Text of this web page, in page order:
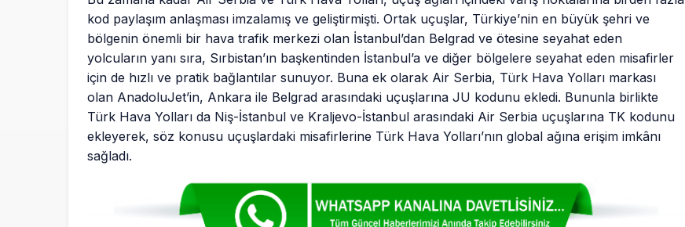
kod paylaşım anlaşması imzalamış ve geliştirmişti. Ortak uçuşlar, Türkiye’nin en büyük şehri ve
bölgenin önemli bir hava trafik merkezi olan İstanbul’dan Belgrad ve ötesine seyahat eden
yolcuların yanı sıra, Sırbistan’ın başkentinden İstanbul’a ve diğer bölgelere seyahat eden misafirler
için de hızlı ve pratik bağlantılar sunuyor. Buna ek olarak Air Serbia, Türk Hava Yolları markası
olan AnadoluJet’in, Ankara ile Belgrad arasındaki uçuşlarına JU kodunu ekledi. Bununla birlikte
Türk Hava Yolları da Niş-İstanbul ve Kraljevo-İstanbul arasındaki Air Serbia uçuşlarına TK kodunu
ekleyerek, söz konusu uçuşlardaki misafirlerine Türk Hava Yolları’nın global ağına erişim imkânı
sağladı.